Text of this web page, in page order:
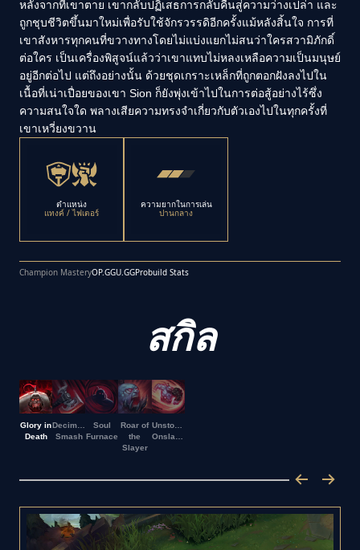
หลังจากที่เขาตาย เขากลับปฏิเสธการกลับคืนสู่ความว่างเปล่า และ
ถูกชุบชีวิตขึ้นมาใหม่เพื่อรับใช้จักรวรรดิอีกครั้งแม้หลังสิ้นใจ การที่
เขาสังหารทุกคนที่ขวางทางโดยไม่แบ่งแยกไม่สนว่าใครสวามิภักดิ์
ต่อใคร เป็นเครื่องพิสูจน์แล้วว่าเขาแทบไม่หลงเหลือความเป็นมนุษย์
อยู่อีกต่อไป แต่ถึงอย่างนั้น ด้วยชุดเกราะเหล็กที่ถูกตอกฝังลงไปใน
เนื้อที่เน่าเปื่อยของเขา Sion ก็ยังพุ่งเข้าไปในการต่อสู้อย่างไร้ซึ่ง
ความสนใจใด พลางเสียความทรงจำเกี่ยวกับตัวเองไปในทุกครั้งที่
เขาเหวี่ยงขวาน
ตำแหน่ง
แทงค์ / ไฟเตอร์
ความยากในการเล่น
ปานกลาง
Champion MasteryOP.GGU.GGProbuild Stats
สกิล
Glory in
Death
Decimating
Smash
Soul
Furnace
Roar of
the
Slayer
Unstoppable